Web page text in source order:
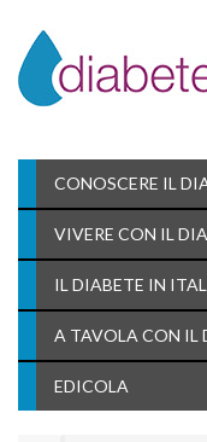
CONOSCERE IL
VIVERE CON IL
IL DIABETE IN
A TAVOLA CON IL
EDICOLA